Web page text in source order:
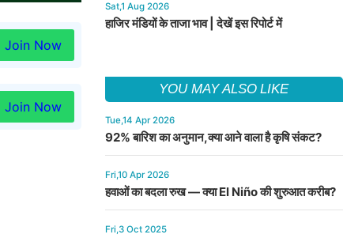
Join Now
Join Now
Sat,1 Aug 2026
हाजिर मंडियों के ताजा भाव | देखें इस रिपोर्ट में
YOU MAY ALSO LIKE
Tue,14 Apr 2026
92% बारिश का अनुमान,क्या आने वाला है कृषि संकट?
Fri,10 Apr 2026
हवाओं का बदला रुख — क्या El Niño की शुरुआत करीब?
Fri,3 Oct 2025